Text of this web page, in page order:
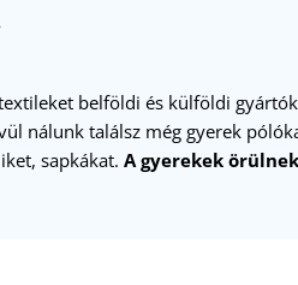
belföldi és külföldi
nálunk találsz még gyerek
sapkákat. A gyerekek